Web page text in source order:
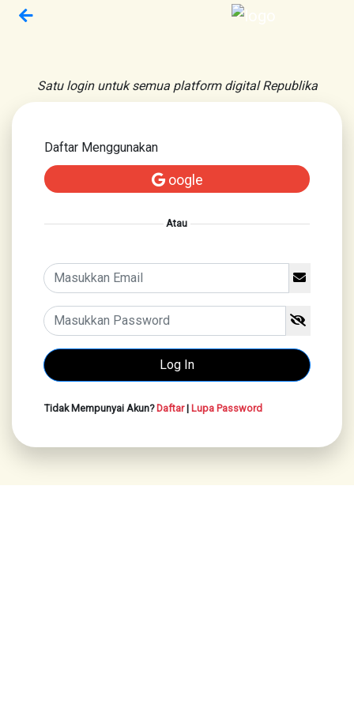
Satu login untuk semua platform digital Republika
Daftar Menggunakan
oogle
Atau
Tidak Mempunyai Akun?Daftar| Lupa Password